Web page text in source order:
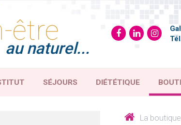
être
au naturel...
SÉJOURS DIÉTÉTIQUE
La boutique